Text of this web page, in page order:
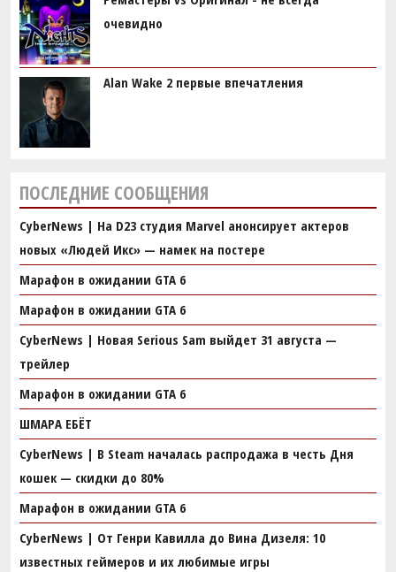
очевидно
Alan Wake 2 первые впечатления
ПОСЛЕДНИЕ СООБЩЕНИЯ
CyberNews | На D23 студия Marvel анонсирует актеров
новых «Людей Икс» — намек на постере
Марафон в ожидании GTA 6
Марафон в ожидании GTA 6
CyberNews | Новая Serious Sam выйдет 31 августа —
трейлер
Марафон в ожидании GTA 6
ШМАРА ЕБЁТ
CyberNews | В Steam началась распродажа в честь Дня
кошек — скидки до 80%
Марафон в ожидании GTA 6
CyberNews | От Генри Кавилла до Вина Дизеля: 10
известных геймеров и их любимые игры